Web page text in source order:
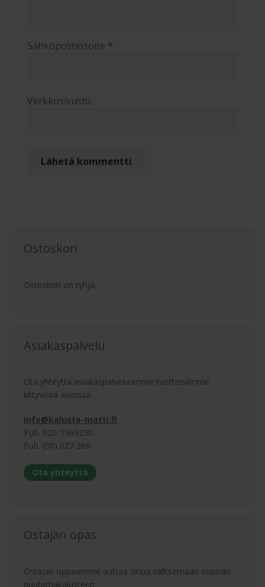
Sähköpostiosoite *
Verkkosivusto
Ostoskori
Ostoskori on tyhjä.
Asiakaspalvelu
Ota yhteyttä asiakaspalveluumme tuotteisiimme
liittyvissä asioissa.
info@kaluste-matti.fi
Puh. 020-7969230
Puh. (08) 627 266
Ota yhteyttä
Ostajan opas
Ostajan oppaamme auttaa sinua valitsemaan sopivan
puutarhakalusteen.